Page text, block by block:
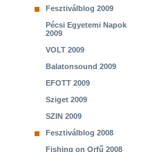
Fesztiválblog 2009
Pécsi Egyetemi Napok
2009
VOLT 2009
Balatonsound 2009
EFOTT 2009
Sziget 2009
SZIN 2009
Fesztiválblog 2008
Fishing on Orfű 2008